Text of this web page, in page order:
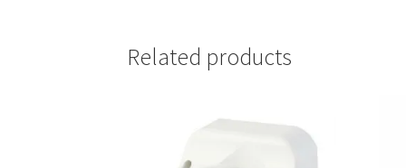
Related products